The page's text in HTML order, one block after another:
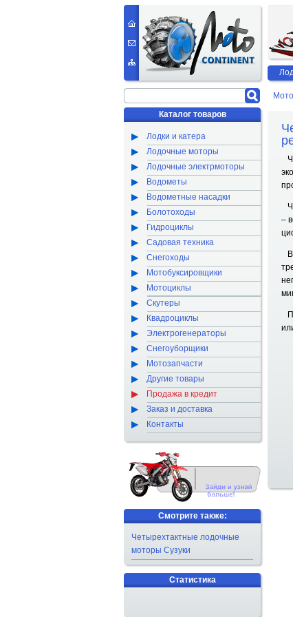
–
В
Каталог товаров
Лодки и катера
Лодочные моторы
Лодочные электрмоторы
Водометы
Водометные насадки
Болотоходы
Гидроциклы
Садовая техника
Снегоходы
Мотобуксировщики
Мотоциклы
Скутеры
Квадроциклы
Электрогенераторы
Снегоуборщики
Мотозапчасти
Другие товары
Продажа в кредит
Заказ и доставка
Контакты
Смотрите также:
Четырехтактные лодочные
моторы Сузуки
Статистика